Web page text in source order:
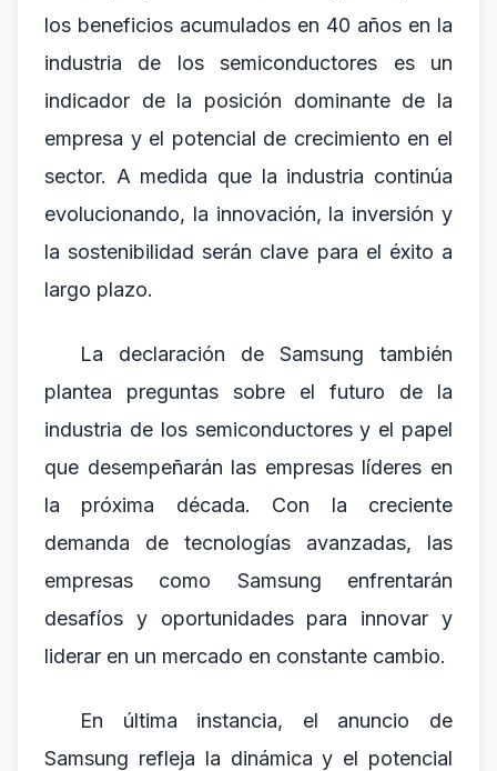
los beneficios acumulados en 40 años en la
industria de los semiconductores es un
indicador de la posición dominante de la
empresa y el potencial de crecimiento en el
sector. A medida que la industria continúa
evolucionando, la innovación, la inversión y
la sostenibilidad serán clave para el éxito a
largo plazo.
La declaración de Samsung también
plantea preguntas sobre el futuro de la
industria de los semiconductores y el papel
que desempeñarán las empresas líderes en
la próxima década. Con la creciente
demanda de tecnologías avanzadas, las
empresas como Samsung enfrentarán
desafíos y oportunidades para innovar y
liderar en un mercado en constante cambio.
En última instancia, el anuncio de
Samsung refleja la dinámica y el potencial